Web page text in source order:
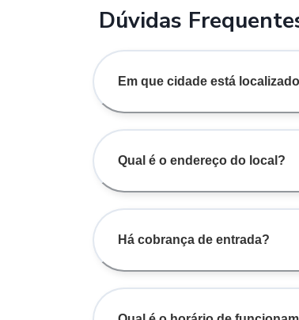
Dúvidas
Em que cidade está
Qual é o endereço do local?
Há cobrança de entrada?